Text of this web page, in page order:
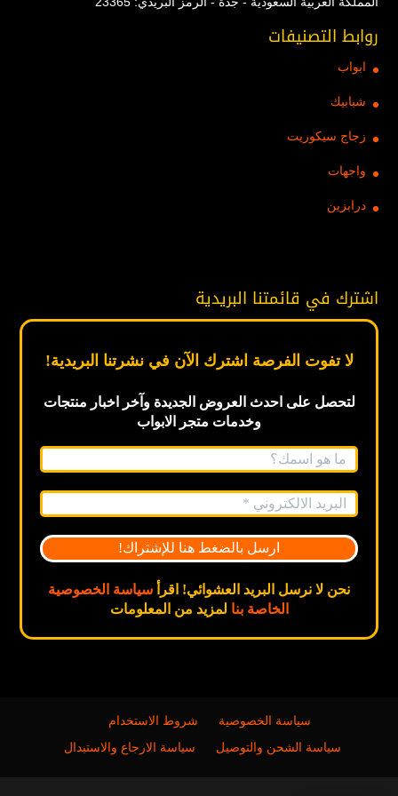
روابط التصنيفات
ابواب
شبابيك
زجاج سيكوريت
واجهات
درابزين
اشترك في قائمتنا البريدية
لا تفوت الفرصة اشترك الآن في نشرتنا البريدية!
لتحصل على احدث العروض الجديدةوآخر اخبار منتجات
وخدمات متجر الابواب
نحن لا نرسل البريد العشوائي! اقرأ سياسة الخصوصية
الخاصة بنا لمزيد من المعلومات
سياسة الخصوصية
شروط الاستخدام
سياسة الشحن والتوصيل
سياسة الارجاع والاستبدال